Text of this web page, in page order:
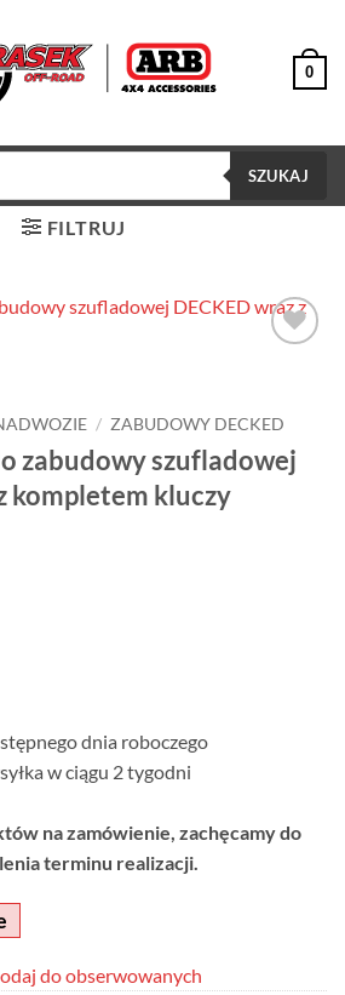
0
SZUKAJ
FILTRUJ
/ ZABUDOWY DECKED
zabudowy szufladowej
kompletem kluczy
dnia roboczego
w ciągu 2 tygodni
na zamówienie, zachęcamy do
terminu realizacji.
do obserwowanych